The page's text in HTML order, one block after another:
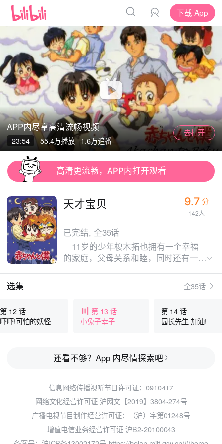
下载 App
清晰度
App App
APP内尽享高清流畅视频
23:54 55.4万播放 1.6万追番
去打开
高清更流畅，APP内打开观看
天才宝贝 9.7 分
142人
已完结, 全35话
11岁的少年榎木拓也拥有一个幸福
的家庭，父母关系和睦，同时还有一个
祸让他的生活发生了翻天覆地的变化，
母亲在车祸中丧生，在悲痛中，父亲榎
轻父亲的负担，拓也担负起了照顾弟弟
的责任。 小实可爱的性格给拓也
拓也的生活过得劳累但充实。在照顾弟
义，同时，失去母亲的伤痛，也随着时
间的流逝变成了一段段美好的回忆。
选集 全35话
第 12 话
吓吓!可怕的妖怪
第 13 话
小兔子幸子
第 14 话
园长先生 加油!
还看不够？App 内尽情探索吧
信息网络传播视听节目许可证：0910417
网络文化经营许可证 沪网文【2019】3804-274号
广播电视节目制作经营许可证：（沪）字第01248号
增值电信业务经营许可证 沪B2-20100043